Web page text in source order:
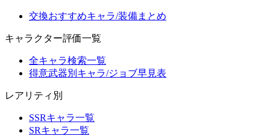
交換おすすめキャラ/装備まとめ
キャラクター評価一覧
全キャラ検索一覧
得意武器別キャラ/ジョブ早見表
レアリティ別
SSRキャラ一覧
SRキャラ一覧